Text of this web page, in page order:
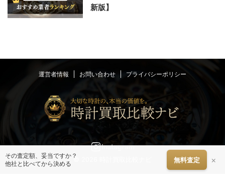
新版】
運営者情報 お問い合わせ プライバシーポリシー
Instagram
© 2026 時計買取比較ナビ
その査定額、妥当ですか？
他社と比べてから決める
無料査定 ×